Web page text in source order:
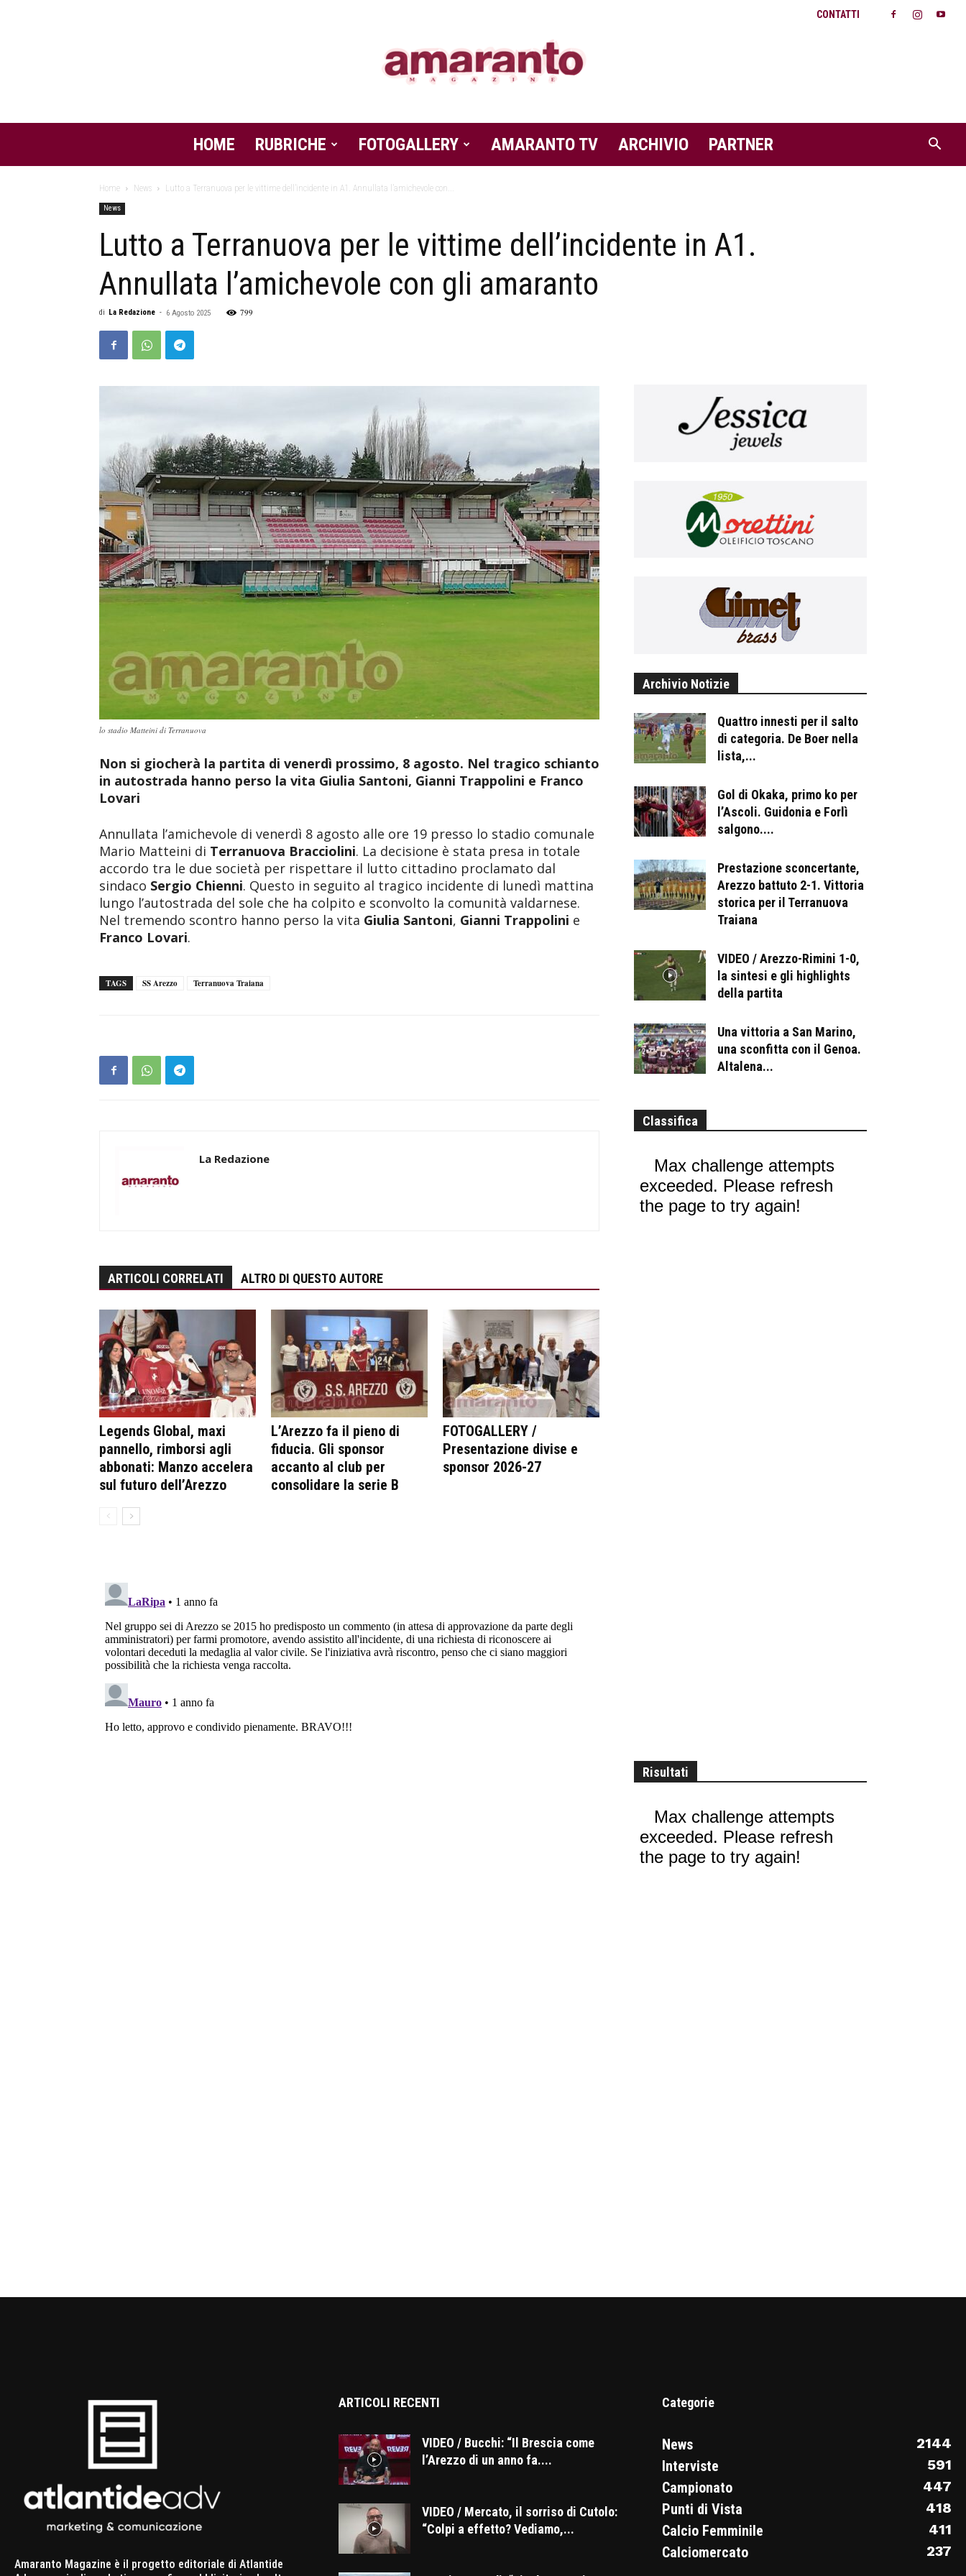
CONTATTI
Amaranto
Magazine
HOME RUBRICHE FOTOGALLERY AMARANTO TV ARCHIVIO PARTNER
Home News Lutto a Terranuova per le vittime dell’incidente in A1. Annullata l’amichevole con...
News
Lutto a Terranuova per le vittime dell’incidente in A1.
Annullata l’amichevole con gli amaranto
di La Redazione - 6 Agosto 2025 799
lo stadio Matteini di Terranuova
Non si giocherà la partita di venerdì prossimo, 8 agosto. Nel tragico schianto
in autostrada hanno perso la vita Giulia Santoni, Gianni Trappolini e Franco
Lovari
Annullata l’amichevole di venerdì 8 agosto alle ore 19 presso lo stadio comunale
Mario Matteini di Terranuova Bracciolini. La decisione è stata presa in totale
accordo tra le due società per rispettare il lutto cittadino proclamato dal
sindaco Sergio Chienni. Questo in seguito al tragico incidente di lunedì mattina
lungo l’autostrada del sole che ha colpito e sconvolto la comunità valdarnese.
Nel tremendo scontro hanno perso la vita Giulia Santoni, Gianni Trappolini e
Franco Lovari.
TAGS SS Arezzo Terranuova Traiana
La Redazione
ARTICOLI CORRELATI ALTRO DI QUESTO AUTORE
Legends Global, maxi
pannello, rimborsi agli
abbonati: Manzo accelera
sul futuro dell’Arezzo
L’Arezzo fa il pieno di
fiducia. Gli sponsor
accanto al club per
consolidare la serie B
FOTOGALLERY /
Presentazione divise e
sponsor 2026-27
Archivio Notizie
Quattro innesti per il salto
di categoria. De Boer nella
lista,...
Gol di Okaka, primo ko per
l’Ascoli. Guidonia e Forlì
salgono....
Prestazione sconcertante,
Arezzo battuto 2-1. Vittoria
storica per il Terranuova
Traiana
VIDEO / Arezzo-Rimini 1-0,
la sintesi e gli highlights
della partita
Una vittoria a San Marino,
una sconfitta con il Genoa.
Altalena...
Classifica
Risultati
Amaranto Magazine è il progetto editoriale di Atlantide
ARTICOLI RECENTI
VIDEO / Bucchi: “Il Brescia come
l’Arezzo di un anno fa....
VIDEO / Mercato, il sorriso di Cutolo:
“Colpi a effetto? Vediamo,...
Categorie
News
2144
Interviste
591
Campionato
447
Punti di Vista
418
Calcio Femminile
411
Calciomercato
237